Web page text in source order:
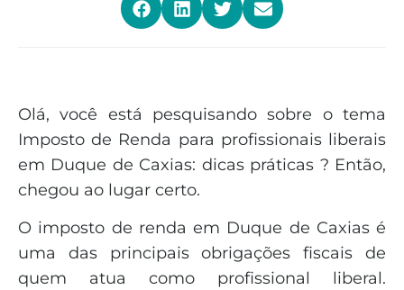
Olá, você está pesquisando sobre o tema
Imposto de Renda para profissionais liberais
em Duque de Caxias: dicas práticas ? Então,
chegou ao lugar certo.
O imposto de renda em Duque de Caxias é
uma das principais obrigações fiscais de
quem atua como profissional liberal.